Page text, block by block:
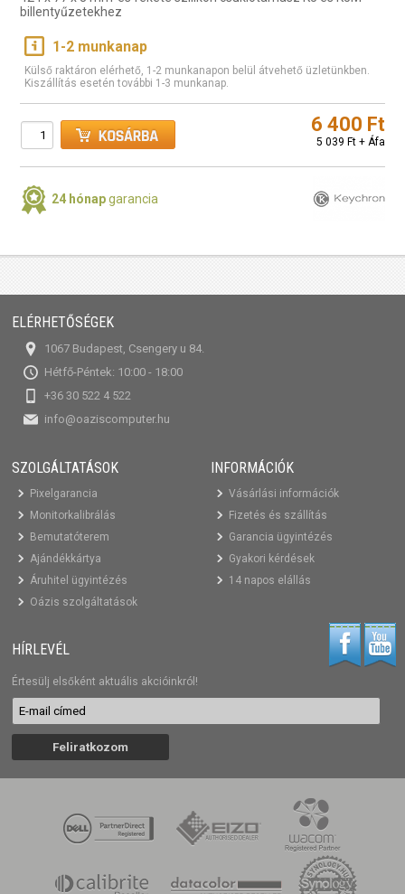
billentyűzetekhez
1-2 munkanap
Külső raktáron elérhető, 1-2 munkanapon belül átvehető üzletünkben.
Kiszállítás esetén további 1-3 munkanap.
6 400 Ft
5 039 Ft + Áfa
24 hónapgarancia
ELÉRHETŐSÉGEK
1067 Budapest, Csengery u 84.
Hétfő-Péntek: 10:00 - 18:00
+36 30 522 4 522
info@oaziscomputer.hu
SZOLGÁLTATÁSOK
Pixelgarancia
Monitorkalibrálás
Bemutatóterem
Ajándékkártya
Áruhitel ügyintézés
Oázis szolgáltatások
INFORMÁCIÓK
Vásárlási információk
Fizetés és szállítás
Garancia ügyintézés
Gyakori kérdések
14 napos elállás
HÍRLEVÉL
Értesülj elsőként aktuális akcióinkról!